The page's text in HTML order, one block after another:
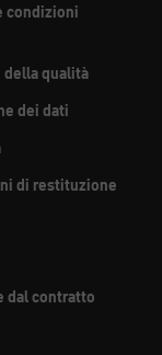
condizioni
della qualità
dei dati
di restituzione
dal contratto